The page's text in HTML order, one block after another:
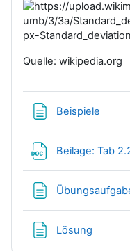
Quelle: wikipedia.org
Beispiele
Beilage: Tab
Lösung